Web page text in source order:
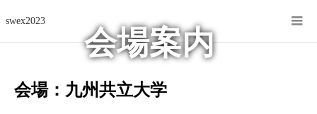
swex2023
会場案内
会場：九州共立大学